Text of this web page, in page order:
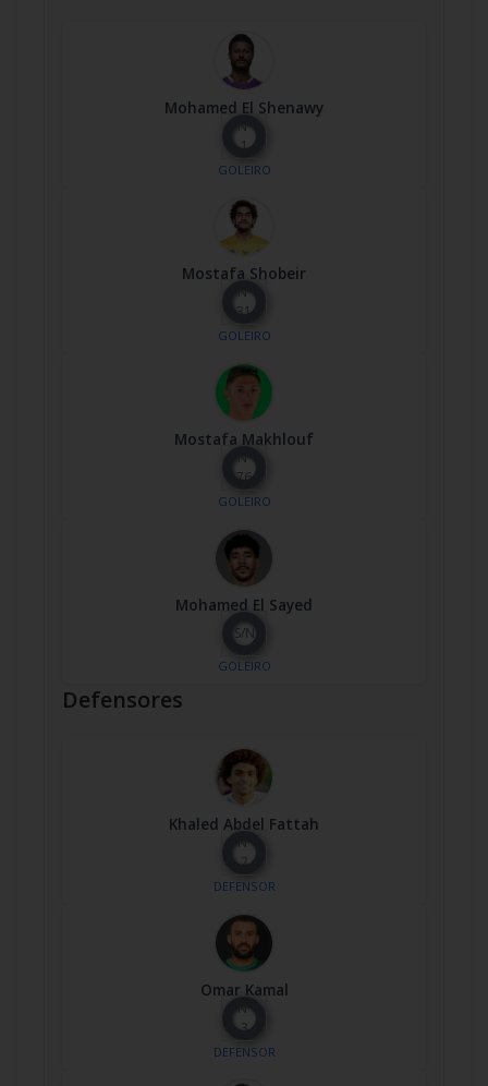
Mohamed El Shenawy
Nº
1
GOLEIRO
Mostafa Shobeir
Nº
31
GOLEIRO
Mostafa Makhlouf
Nº
76
GOLEIRO
Mohamed El Sayed
S/N
GOLEIRO
Defensores
Khaled Abdel Fattah
Nº
2
DEFENSOR
Omar Kamal
Nº
3
DEFENSOR